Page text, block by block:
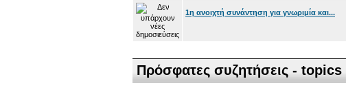
1η ανοιχτή συνάντηση για γνωριμία και...
Πρόσφατες συζητήσεις - topics